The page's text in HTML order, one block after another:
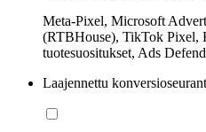
Meta-Pixel, Microsoft
(RTBHouse), TikTok Pixel,
tuotesuositukset, Ads
Laajennettu